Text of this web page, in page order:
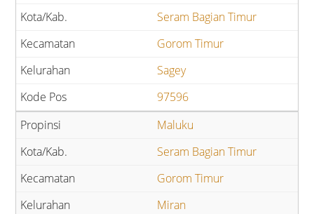
Seram Bagian Timur
Gorom Timur
Sagey
97596
Maluku
Seram Bagian Timur
Gorom Timur
Miran